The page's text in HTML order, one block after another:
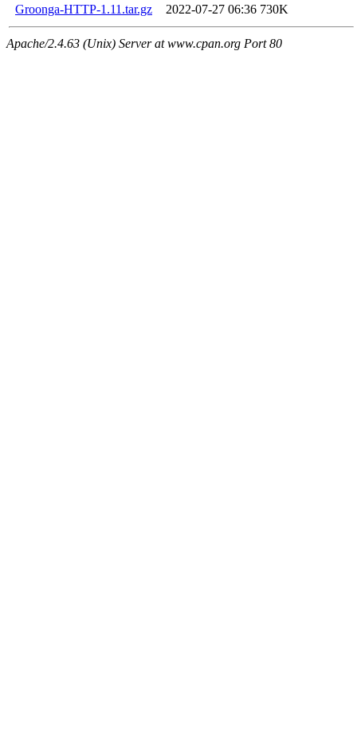
Groonga-HTTP-1.11.tar.gz
2022-07-27 06:36 730K
Apache/2.4.63 (Unix) Server at www.cpan.org Port 80